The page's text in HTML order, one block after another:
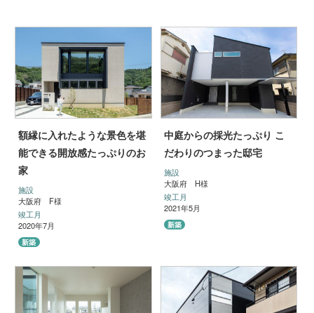
額縁に入れたような景色を堪
能できる開放感たっぷりのお
家
施設
大阪府 F様
竣工月
2020年7月
新築
中庭からの採光たっぷり こ
だわりのつまった邸宅
施設
大阪府 H様
竣工月
2021年5月
新築
システム建築 その他改修工事
検索する